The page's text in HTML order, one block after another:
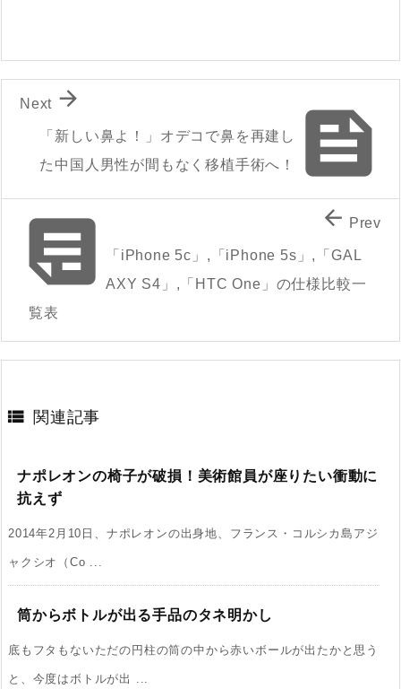

「新しい鼻よ！」オデコで鼻を再建し
た中国人男性が間もなく移植手術へ！

Next

「iPhone 5c」,「iPhone 5s」,「GAL
AXY S4」,「HTC One」の仕様比較一
覧表
 Prev
 関連記事
ナポレオンの椅子が破損！美術館員が座りたい衝動に
抗えず
2014年2月10日、ナポレオンの出身地、フランス・コルシカ島アジ
ャクシオ（Co ...
筒からボトルが出る手品のタネ明かし
底もフタもないただの円柱の筒の中から赤いボールが出たかと思う
と、今度はボトルが出 ...